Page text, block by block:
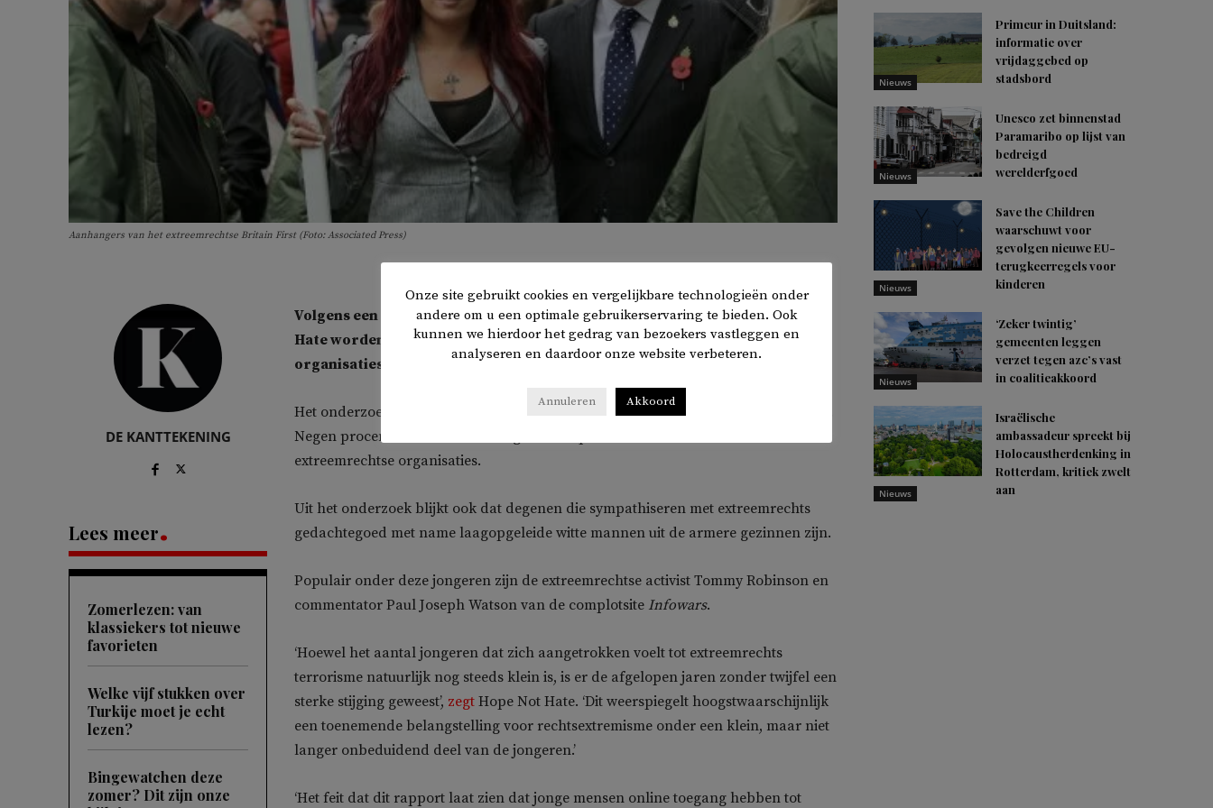
Aanhangers van het extreemrechtse Britain First (Foto: Associated Press)
DE KANTTEKENING
Lees meer
Zomerlezen: van
klassiekers tot nieuwe
favorieten
Welke vijf stukken over
Turkije moet je echt
lezen?
Bingewatchen deze
zomer? Dit zijn onze
Volgens een onderzoek van het Britse antidiscriminatiebureau Hope Not
Hate worden steeds meer Britse jongeren lid van extreemrechtse
organisaties. Ook staan steeds meer jongeren hier positief tegenover.
Het onderzoek is gedaan onder tweeduizend jongeren tussen de 16 en 24 jaar oud.
Negen procent van de ondervraagden was positief over de activiteiten van
extreemrechtse organisaties.
Uit het onderzoek blijkt ook dat degenen die sympathiseren met extreemrechts
gedachtegoed met name laagopgeleide witte mannen uit de armere gezinnen zijn.
Populair onder deze jongeren zijn de extreemrechtse activist Tommy Robinson en
commentator Paul Joseph Watson van de complotsite Infowars.
‘Hoewel het aantal jongeren dat zich aangetrokken voelt tot extreemrechts
terrorisme natuurlijk nog steeds klein is, is er de afgelopen jaren zonder twijfel een
sterke stijging geweest’, zegt Hope Not Hate. ‘Dit weerspiegelt hoogstwaarschijnlijk
een toenemende belangstelling voor rechtsextremisme onder een klein, maar niet
langer onbeduidend deel van de jongeren.’
‘Het feit dat dit rapport laat zien dat jonge mensen online toegang hebben tot
Nieuws
Primeur in Duitsland:
informatie over
vrijdaggebed op
stadsbord
Nieuws
Unesco zet binnenstad
Paramaribo op lijst van
bedreigd
werelderfgoed
Nieuws
Save the Children
waarschuwt voor
gevolgen nieuwe EU-
terugkeerregels voor
kinderen
Nieuws
‘Zeker twintig’
gemeenten leggen
verzet tegen azc’s vast
in coalitieakkoord
Nieuws
Israëlische
ambassadeur spreekt bij
Holocaustherdenking in
Rotterdam, kritiek zwelt
aan
Onze site gebruikt cookies en vergelijkbare technologieën onder
andere om u een optimale gebruikerservaring te bieden. Ook
kunnen we hierdoor het gedrag van bezoekers vastleggen en
analyseren en daardoor onze website verbeteren.
Annuleren Akkoord